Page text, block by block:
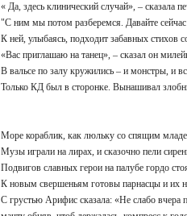
« Да, здесь клинический случай», – сказала
"С ним мы потом разберемся. Давайте
К ней, улыбаясь, подходит забавных стихов
«Вас приглашаю на танец», – сказал он
В вальсе по залу кружились – и монстры, и
Только КД был в сторонке. Вынашивал
Море кораблик, как люльку со спящим
Музы играли на лирах, и сказочно пели
Подвигов славных герои на палубе гордо
К новым свершеньям готовы парнасцы и их
С грустью Арифис сказала: «Не слабо вчера